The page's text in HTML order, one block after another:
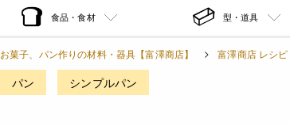
食品・食材 型・道具
お菓子、パン作りの材料・器具【富澤商店】 富澤商店 レシピ
パン シンプルパン